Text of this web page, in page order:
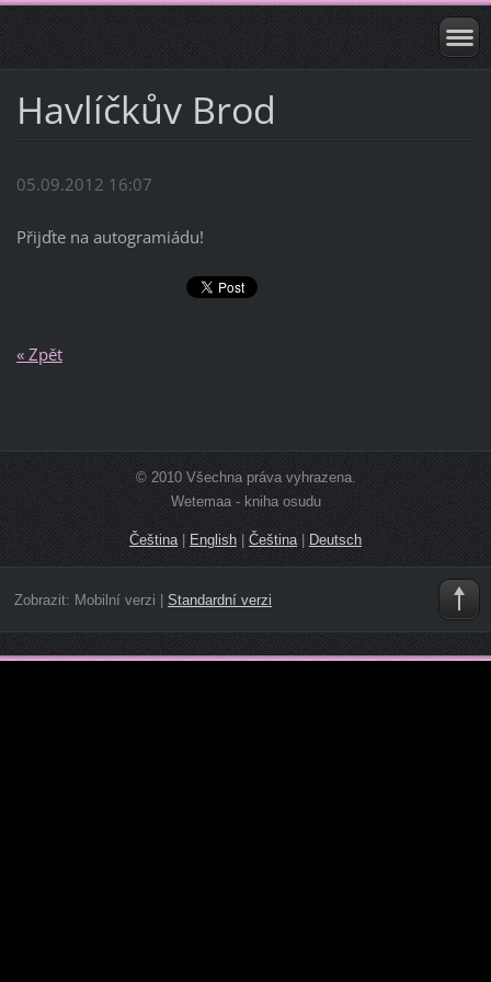
Havlíčkův Brod
05.09.2012 16:07
Přijďte na autogramiádu!
« Zpět
© 2010 Všechna práva vyhrazena.
Wetemaa - kniha osudu
Čeština | English | Čeština | Deutsch
Zobrazit: Mobilní verzi Standardní verzi